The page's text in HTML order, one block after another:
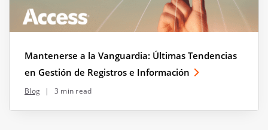
Mantenerse a la Vanguardia: Últimas Tendencias
en Gestión de Registros e Información
Blog | 3 min read